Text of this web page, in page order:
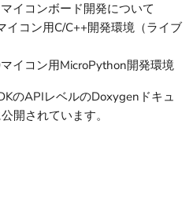
イコンボード開発について
コン用C/C++開発環境（ライブ
イコン用MicroPython開発環境
のAPIレベルのDoxygenドキュ
開されています。